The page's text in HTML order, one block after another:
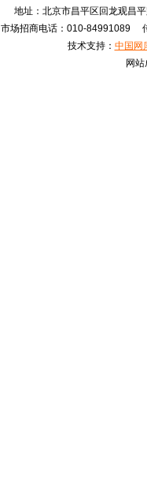
地址：北京市昌平区回龙观昌
市场招商电话：010-84991089
技术支持： 中国网
网